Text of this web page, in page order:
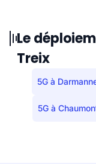
Le
Treix
5G à
5G à